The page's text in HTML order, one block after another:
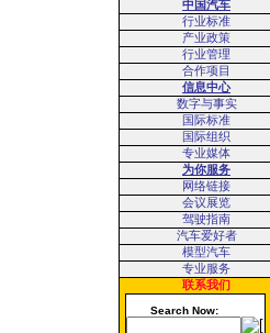
中国汽车
行业标准
产业政策
行业管理
合作项目
信息中心
数字与事实
国际标准
国际组织
专业媒体
为你服务
网络链接
会议展览
驾驶指南
汽车爱好者
模型汽车
专业服务
联系我们
Search Now: